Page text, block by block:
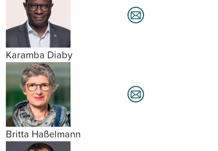
Karamba Diaby
Britta Haßelmann